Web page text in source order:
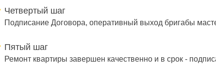
Четвертый шаг
Подписание Договора, оперативный выход бригабы
Пятый шаг
Ремонт квартиры завершен качественно и в срок -